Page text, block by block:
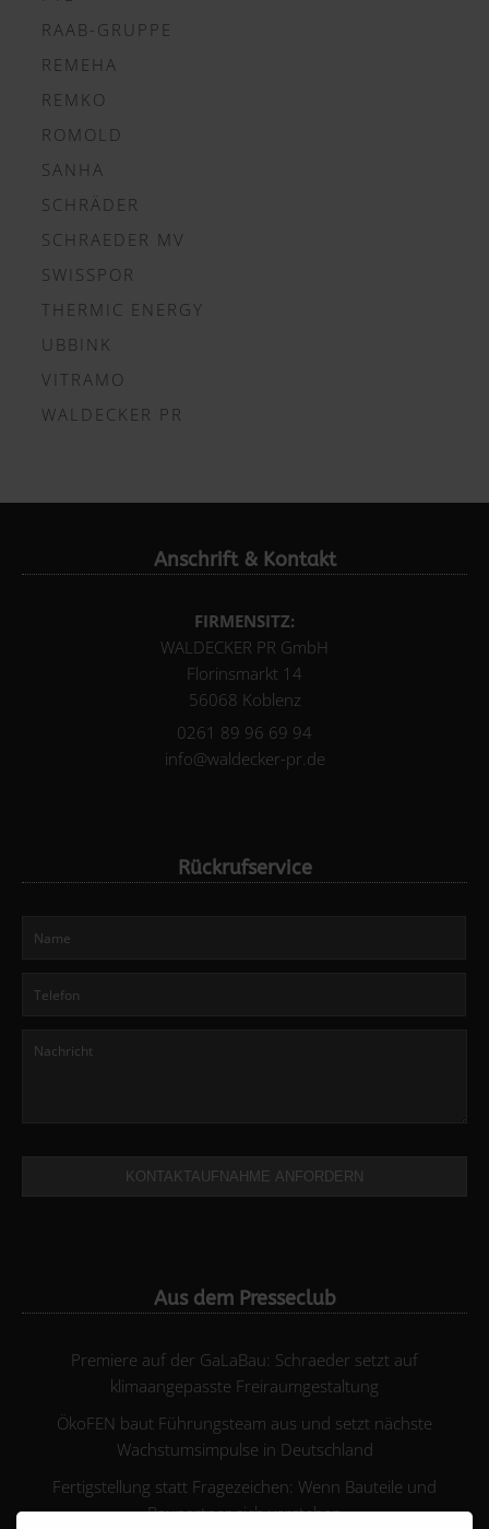
RAAB-GRUPPE
REMEHA
REMKO
ROMOLD
SANHA
SCHRÄDER
SCHRAEDER MV
SWISSPOR
THERMIC ENERGY
UBBINK
VITRAMO
WALDECKER PR
Anschrift & Kontakt
FIRMENSITZ:
WALDECKER PR GmbH
Florinsmarkt 14
56068 Koblenz
0261 89 96 69 94
info@waldecker-pr.de
Rückrufservice
KONTAKTAUFNAHME ANFORDERN
Aus dem Presseclub
Premiere auf der GaLaBau: Schraeder setzt auf
klimaangepasste Freiraumgestaltung
ÖkoFEN baut Führungsteam aus und setzt nächste
Wachstumsimpulse in Deutschland
Fertigstellung statt Fragezeichen: Wenn Bauteile und
Baupartner sich verstehen